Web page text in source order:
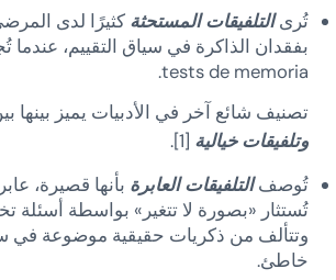
تُرىالتلفيقات المستحثة كثيرًا لدى
بفقدان الذاكرة في سياق التقييم، عندما
tests de memoria.
تصنيف شائع آخر في الأدبيات يميز بينها
وتلفيقات خيالية [1].
تُوصفالتلفيقات العابرة بأنها قصيرة،
تُستثار «بصورة لا تتغير» بواسطة أسئلة
وتتألف من ذكريات حقيقية موضوعة في
خاطئ.